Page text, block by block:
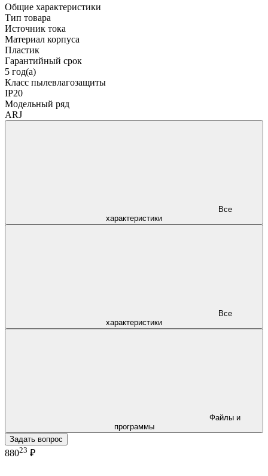
Общие характеристики
Тип товара
Источник тока
Материал корпуса
Пластик
Гарантийный срок
5 год(а)
Класс пылевлагозащиты
IP20
Модельный ряд
ARJ
характеристики
характеристики
программы
Задать вопрос
88023 ₽